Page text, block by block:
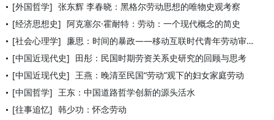
[外国哲学] 张东辉 李春晓：黑格尔劳动思想的唯物史观考察
[经济思想史] 阿克塞尔·霍耐特：劳动：一个现代概念的简史
[社会心理学] 廉思：时间的暴政——移动互联时代青年劳动审视
[中国近现代史] 田彤：民国时期劳资关系史研究的回顾与思考
[中国近现代史] 王燕：晚清至民国“劳动”观下的妇女家庭劳动
[中国哲学] 王东：中国道路哲学创新的源头活水
[往事追忆] 韩少功：怀念劳动